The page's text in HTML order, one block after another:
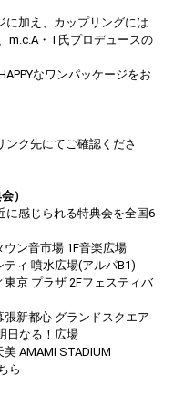
に加え、カップリングには
m.c.A・T氏プロデュースの
なワンパッケージをお
ンク先にてご確認くださ
）
に感じられる特典会を全国6
ン音市場 1F音楽広場
ィ 噴水広場(アルパB1)
京 プラザ 2Fフェスティバ
新都心 グランドスクエア
日なる！広場
AMAMI STADIUM
ら